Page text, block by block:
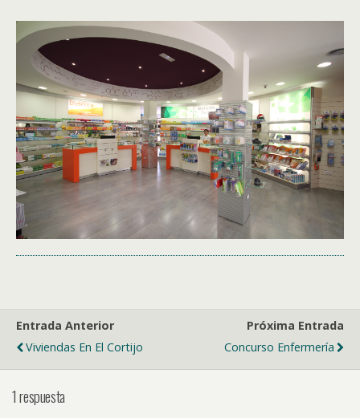
Entrada Anterior
Viviendas En El Cortijo
Próxima Entrada
Concurso Enfermería
1 respuesta